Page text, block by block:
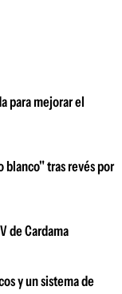
para mejorar el
blanco" tras revés por
de Cardama
y un sistema de